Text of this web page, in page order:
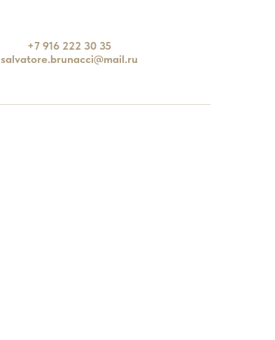
+7 916 222 30 35
salvatore.brunacci@mail.ru